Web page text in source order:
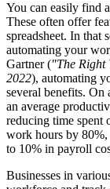
You can easily find
These often offer
spreadsheet. In that
automating your
Gartner ("The Right
2022), automating
several benefits. On
an average
reducing time spent
work hours by
to 10% in payroll
Businesses in